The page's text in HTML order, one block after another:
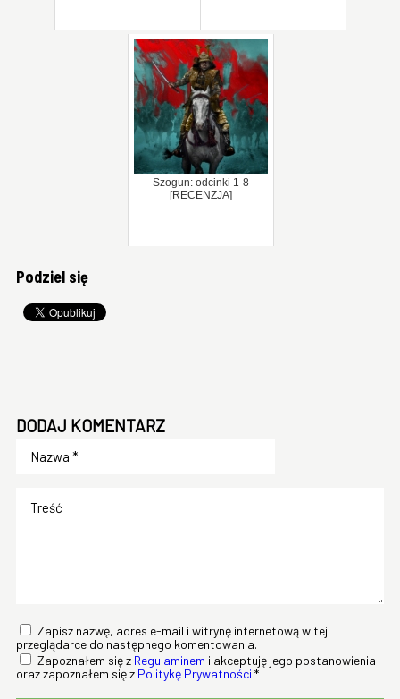
Szogun: odcinki 1-8
[RECENZJA]
Podziel się
DODAJ KOMENTARZ
Zapisz nazwę, adres e-mail i witrynę internetową w tej
przeglądarce do następnego komentowania.
Zapoznałem się z Regulaminem i akceptuję jego postanowienia
oraz zapoznałem się z Politykę Prywatności *